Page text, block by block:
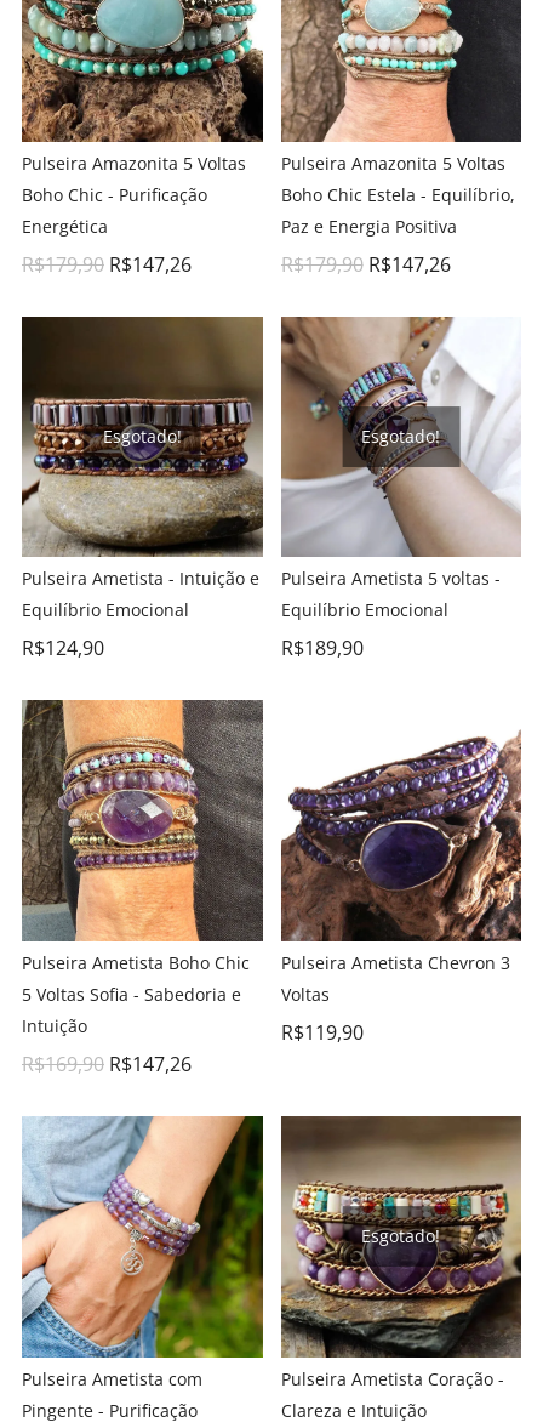
Pulseira Amazonita 5 Voltas
Boho Chic - Purificação
Energética
R$179,90 R$147,26
Pulseira Amazonita 5 Voltas
Boho Chic Estela - Equilíbrio,
Paz e Energia Positiva
R$179,90 R$147,26
Esgotado!
Pulseira Ametista - Intuição e
Equilíbrio Emocional
R$124,90
Esgotado!
Pulseira Ametista 5 voltas -
Equilíbrio Emocional
R$189,90
Pulseira Ametista Boho Chic
5 Voltas Sofia - Sabedoria e
Intuição
R$169,90 R$147,26
Pulseira Ametista Chevron 3
Voltas
R$119,90
Pulseira Ametista com
Pingente - Purificação
Esgotado!
Pulseira Ametista Coração -
Clareza e Intuição